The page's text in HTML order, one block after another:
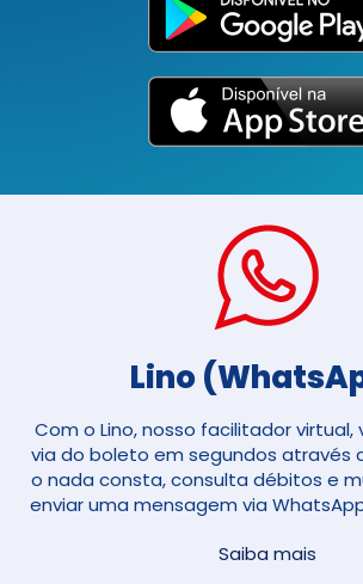
Lino
Com o Lino, nosso facilitador virtual,
via do boleto em segundos através
o nada consta, consulta débitos e
enviar uma mensagem via
Saiba mais